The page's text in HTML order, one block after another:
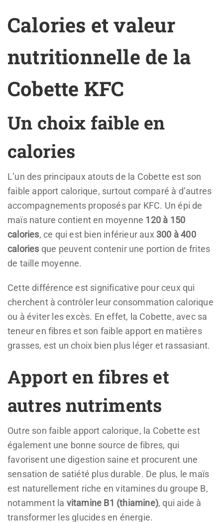
Calories et valeur
nutritionnelle de la
Cobette KFC
Un choix faible en
calories
L’un des principaux atouts de la Cobette est son
faible apport calorique, surtout comparé à d’autres
accompagnements proposés par KFC. Un épi de
maïs nature contient en moyenne 120 à 150
calories, ce qui est bien inférieur aux 300 à 400
calories que peuvent contenir une portion de frites
de taille moyenne.
Cette différence est significative pour ceux qui
cherchent à contrôler leur consommation calorique
ou à éviter les excès. En effet, la Cobette, avec sa
teneur en fibres et son faible apport en matières
grasses, est un choix bien plus léger et rassasiant.
Apport en fibres et
autres nutriments
Outre son faible apport calorique, la Cobette est
également une bonne source de fibres, qui
favorisent une digestion saine et procurent une
sensation de satiété plus durable. De plus, le maïs
est naturellement riche en vitamines du groupe B,
notamment la vitamine B1 (thiamine), qui aide à
transformer les glucides en énergie.